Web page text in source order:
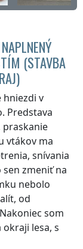
(STAVBA
)
hniezdi v
Predstava
vtákov ma
snívania
zmeniť na
nebolo
od
som
lesa, s